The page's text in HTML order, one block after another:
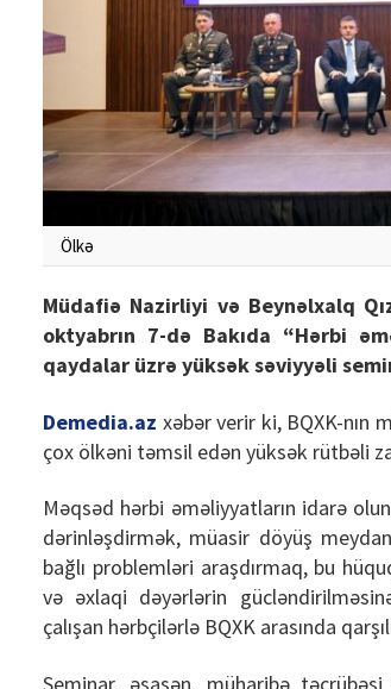
Ölkə
Müdafiə Nazirliyi və Beynəlxalq
oktyabrın 7-də Bakıda “Hərbi
qaydalar üzrə yüksək səviyyəli
Demedia.az xəbər verir ki, BQXK-nın
çox ölkəni təmsil edən yüksək rütbəli
Məqsəd hərbi əməliyyatların idarə
dərinləşdirmək, müasir döyüş
bağlı problemləri araşdırmaq, bu
və əxlaqi dəyərlərin
çalışan hərbçilərlə BQXK arasında
Seminar, əsasən, müharibə